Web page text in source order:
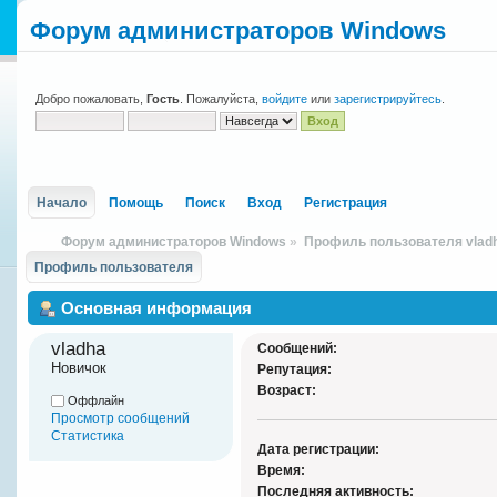
Форум администраторов Windows
Добро пожаловать, Гость . Пожалуйста, войдите или зарегистрируйтесь
Начало Помощь Поиск Вход Регистрация
Форум администраторов Windows »
Профиль пользователя
Профиль пользователя
Основная информация
vladha
Новичок
Оффлайн
Просмотр сообщений
Статистика
Сообщений:
Репутация:
Возраст:
Дата регистрации:
Время:
Последняя активность: